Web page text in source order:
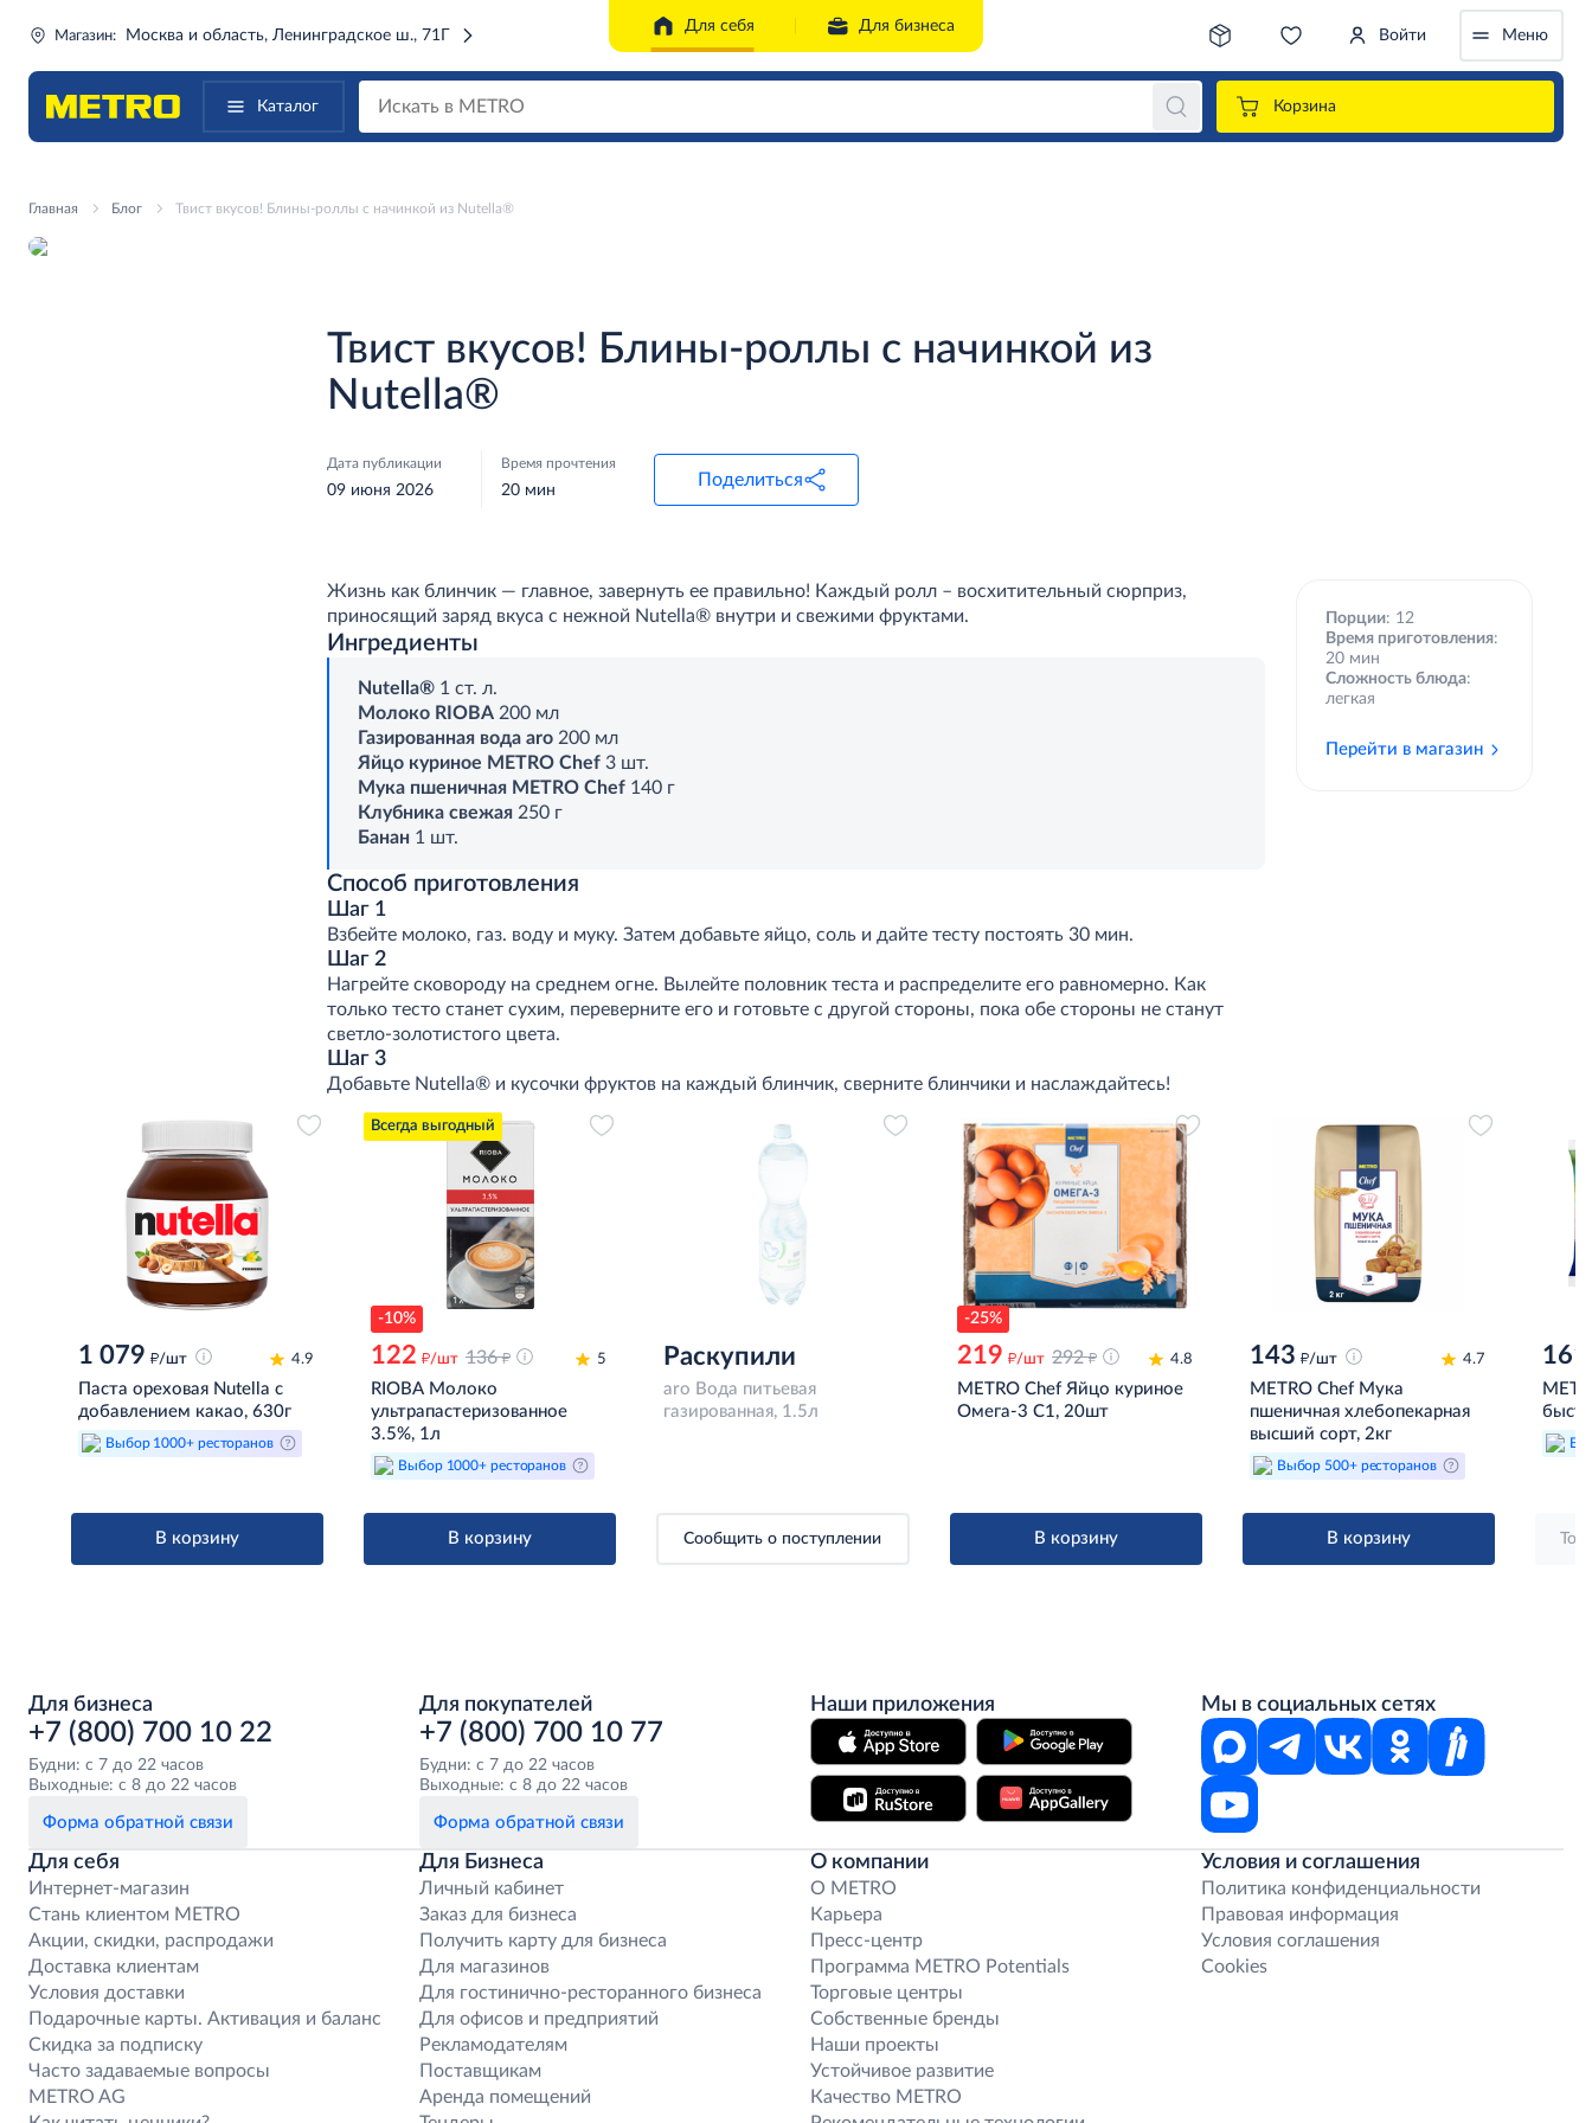
Для себя Для бизнеса
Магазин: Москва и область, Ленинградское ш., 71Г Войти Меню
Каталог Корзина
Главная Блог Твист вкусов! Блины-роллы с начинкой из Nutella®
Твист вкусов! Блины-роллы с начинкой из
Nutella®
Дата публикации
09 июня 2026
Время прочтения
20 мин
Поделиться
Жизнь как блинчик — главное, завернуть ее правильно! Каждый ролл – восхитительный сюрприз,
приносящий заряд вкуса с нежной Nutella® внутри и свежими фруктами.
Ингредиенты
Nutella® 1 ст. л.
Молоко RIOBA 200 мл
Газированная вода aro 200 мл
Яйцо куриное METRO Chef 3 шт.
Мука пшеничная METRO Chef 140 г
Клубника свежая 250 г
Банан 1 шт.
Способ приготовления
Шаг 1
Взбейте молоко, газ. воду и муку. Затем добавьте яйцо, соль и дайте тесту постоять 30 мин.
Шаг 2
Нагрейте сковороду на среднем огне. Вылейте половник теста и распределите его равномерно. Как
только тесто станет сухим, переверните его и готовьте с другой стороны, пока обе стороны не станут
светло-золотистого цвета.
Шаг 3
Добавьте Nutella® и кусочки фруктов на каждый блинчик, сверните блинчики и наслаждайтесь!
Порции: 12
Время приготовления:
20 мин
Сложность блюда:
легкая
Перейти в магазин
1 079 д/шт 4.9
Паста ореховая Nutella с
добавлением какао, 630г
Выбор 1000+ ресторанов
В корзину
Всегда выгодный
-10%
122 д/шт 136 д 5
RIOBA Молоко
ультрапастеризованное
3.5%, 1л
Выбор 1000+ ресторанов
В корзину
Раскупили
aro Вода питьевая
газированная, 1.5л
Сообщить о поступлении
-25%
219 д/шт 292 д 4.8
METRO Chef Яйцо куриное
Омега-3 С1, 20шт
В корзину
143 д/шт 4.7
METRO Chef Мука
пшеничная хлебопекарная
высший сорт, 2кг
Выбор 500+ ресторанов
В корзину
161
Для бизнеса
+7 (800) 700 10 22
Будни: с 7 до 22 часов
Выходные: с 8 до 22 часов
Форма обратной связи
Для покупателей
+7 (800) 700 10 77
Будни: с 7 до 22 часов
Выходные: с 8 до 22 часов
Форма обратной связи
Наши приложения Мы в социальных сетях
Для себя
Интернет-магазин
Стань клиентом METRO
Акции, скидки, распродажи
Доставка клиентам
Условия доставки
Подарочные карты. Активация и баланс
Скидка за подписку
Часто задаваемые вопросы
METRO AG
Для Бизнеса
Личный кабинет
Заказ для бизнеса
Получить карту для бизнеса
Для магазинов
Для гостинично-ресторанного бизнеса
Для офисов и предприятий
Рекламодателям
Поставщикам
Аренда помещений
О компании
O METRO
Карьера
Пресс-центр
Программа METRO Potentials
Торговые центры
Собственные бренды
Наши проекты
Устойчивое развитие
Качество METRO
Условия и соглашения
Политика конфиденциальности
Правовая информация
Условия соглашения
Cookies